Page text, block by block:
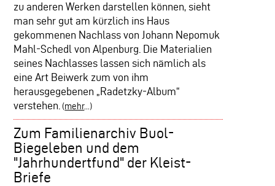
zu anderen Werken darstellen können, sieht
man sehr gut am kürzlich ins Haus
gekommenen Nachlass von Johann Nepomuk
Mahl-Schedl von Alpenburg. Die Materialien
seines Nachlasses lassen sich nämlich als
eine Art Beiwerk zum von ihm
herausgegebenen „Radetzky-Album“
verstehen. (mehr...)
Zum Familienarchiv Buol-
Biegeleben und dem
"Jahrhundertfund" der Kleist-
Briefe